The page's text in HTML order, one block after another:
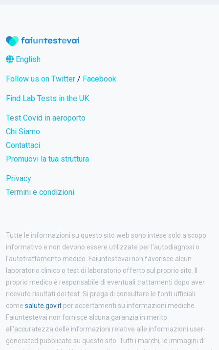
English
Follow us on Twitter / Facebook
Find Lab Tests in the UK
Test Covid in aeroporto
Chi Siamo
Contattaci
Promuovi la tua struttura
Privacy
Termini e condizioni
Tutte le informazioni su questo sito web sono intese solo a scopo
informativo e non devono essere utilizzate per l'autodiagnosi o
l'autotrattamento medico. Faiuntestevai non favorisce alcun
laboratorio clinico o test di laboratorio offerto sul proprio sito. Il
proprio medico è responsabile di eventuali trattamenti dopo aver
ricevuto risultati dei test. Si prega di consultare le fonti ufficiali
come salute.gov.it per accertamenti su informazioni mediche.
Faiuntestevai non fornisce alcuna garanzia in merito
all'accuratezza delle informazioni relative alle informazioni user-
generated pubblicate su questo sito. Tutti i marchi, le immagini di